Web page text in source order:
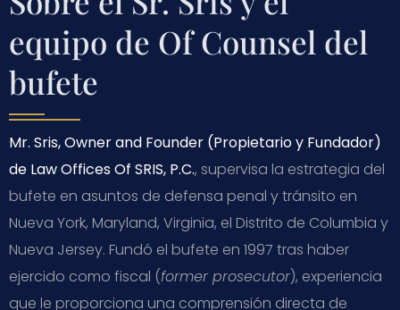
equipo de Of Counsel del
bufete
Mr. Sris, Owner and Founder (Propietario y Fundador)
de Law Offices Of SRIS, P.C., supervisa la estrategia del
bufete en asuntos de defensa penal y tránsito en
Nueva York, Maryland, Virginia, el Distrito de Columbia y
Nueva Jersey. Fundó el bufete en 1997 tras haber
ejercido como fiscal (former prosecutor), experiencia
que le proporciona una comprensión directa de